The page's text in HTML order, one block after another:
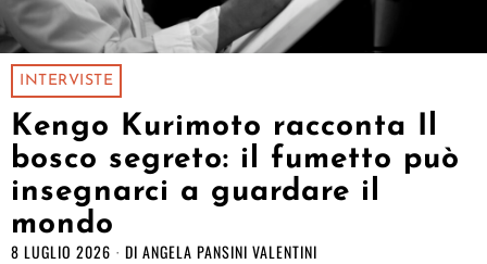
INTERVISTE
Kengo Kurimoto racconta Il
bosco segreto: il fumetto può
insegnarci a guardare il
mondo
8 LUGLIO 2026 DI ANGELA PANSINI VALENTINI